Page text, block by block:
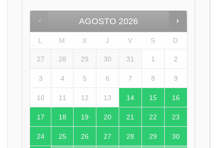
AGOSTO 2026
L M X J V S D
27 28 29 30 31 1 2
3 4 5 6 7 8 9
10 11 12 13 14 15 16
17 18 19 20 21 22 23
24 25 26 27 28 29 30